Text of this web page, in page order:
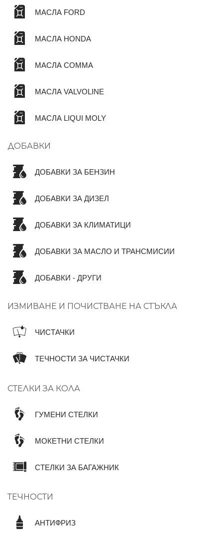
МАСЛА FORD
МАСЛА HONDA
МАСЛА COMMA
МАСЛА VALVOLINE
МАСЛА LIQUI MOLY
ДОБАВКИ
ДОБАВКИ ЗА БЕНЗИН
ДОБАВКИ ЗА ДИЗЕЛ
ДОБАВКИ ЗА КЛИМАТИЦИ
ДОБАВКИ ЗА МАСЛО И ТРАНСМИСИИ
ДОБАВКИ - ДРУГИ
ИЗМИВАНЕ И ПОЧИСТВАНЕ НА СТЪКЛА
ЧИСТАЧКИ
ТЕЧНОСТИ ЗА ЧИСТАЧКИ
СТЕЛКИ ЗА КОЛА
ГУМЕНИ СТЕЛКИ
МОКЕТНИ СТЕЛКИ
СТЕЛКИ ЗА БАГАЖНИК
ТЕЧНОСТИ
АНТИФРИЗ